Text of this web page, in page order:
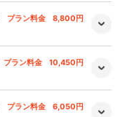
プラン料金 8,800円
プラン料金 10,450円
プラン料金 6,050円